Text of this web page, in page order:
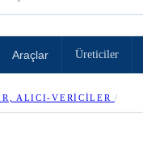
Araçlar Üreticiler
ALICI-VERICILER /